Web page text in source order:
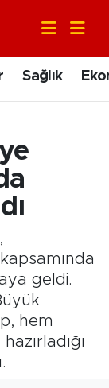
Sağlık
geldi.
hem